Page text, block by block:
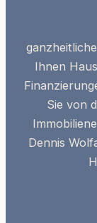
Ihnen
Sie von
Dennis